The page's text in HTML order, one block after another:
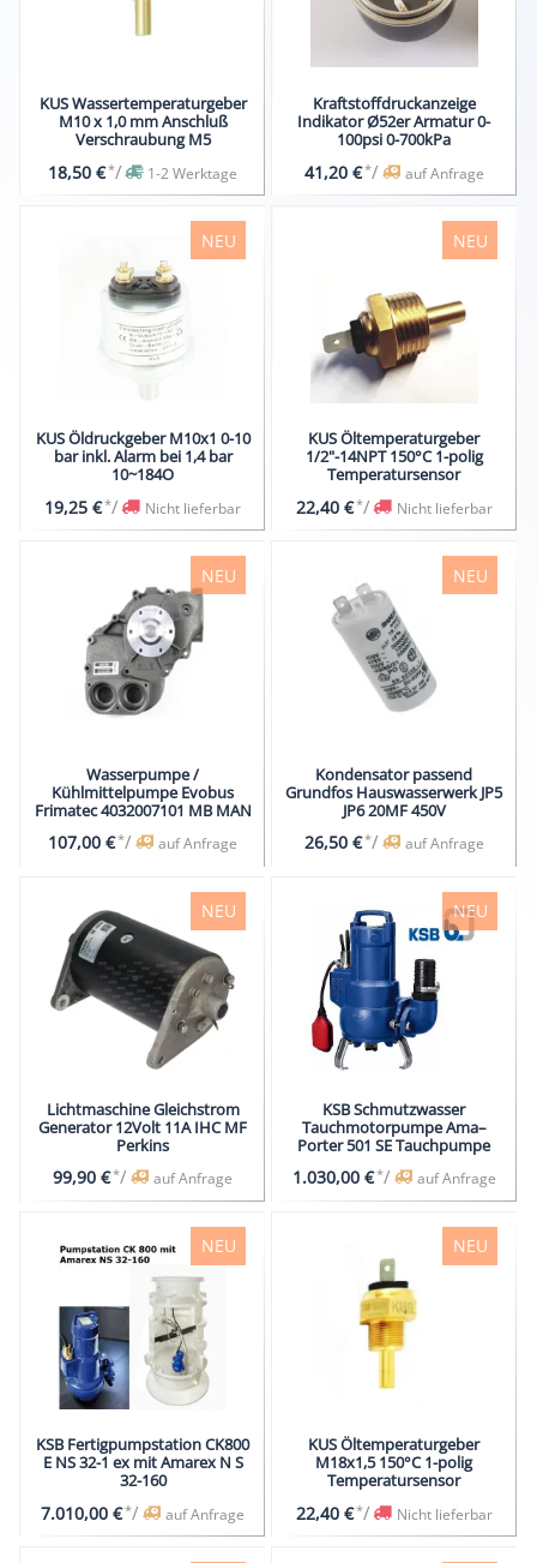
KUS Wassertemperaturgeber
M10 x 1,0 mm Anschluß
Verschraubung M5
18,50 €*/ 1-2 Werktage
Kraftstoffdruckanzeige
Indikator Ø52er Armatur 0-
100psi 0-700kPa
41,20 €*/ auf Anfrage
KUS Öldruckgeber M10x1 0-10
bar inkl. Alarm bei 1,4 bar
10~184O
19,25 €*/ Nicht lieferbar
NEU
KUS Öltemperaturgeber
1/2"-14NPT 150°C 1-polig
Temperatursensor
22,40 €*/ Nicht lieferbar
NEU
Wasserpumpe /
Kühlmittelpumpe Evobus
Frimatec 4032007101 MB MAN
107,00 €*/ auf Anfrage
NEU
Kondensator passend
Grundfos Hauswasserwerk JP5
JP6 20MF 450V
26,50 €*/ auf Anfrage
NEU
Lichtmaschine Gleichstrom
Generator 12Volt 11A IHC MF
Perkins
99,90 €*/ auf Anfrage
NEU
KSB Schmutzwasser
Tauchmotorpumpe Ama–
Porter 501 SE Tauchpumpe
1.030,00 €*/ auf Anfrage
NEU
KSB Fertigpumpstation CK800
E NS 32-1 ex mit Amarex N S
32-160
7.010,00 €*/ auf Anfrage
NEU
KUS Öltemperaturgeber
M18x1,5 150°C 1-polig
Temperatursensor
22,40 €*/ Nicht lieferbar
NEU